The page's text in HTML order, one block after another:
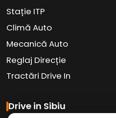
Stație ITP
Climă Auto
Mecanică Auto
Reglaj Direcție
Tractări Drive In
Drive in Sibiu